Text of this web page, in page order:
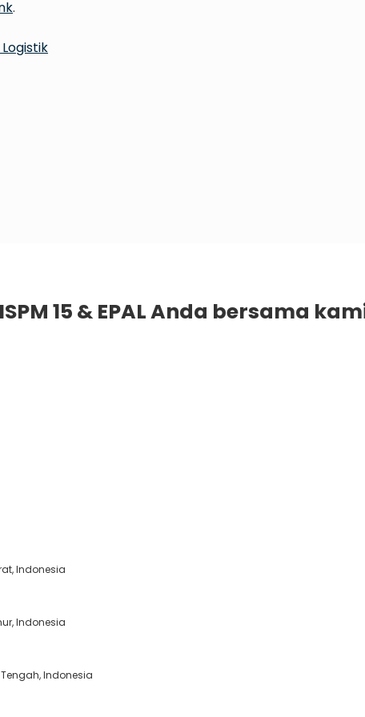
.
15 & EPAL Anda bersama
Indonesia
Indonesia
Indonesia